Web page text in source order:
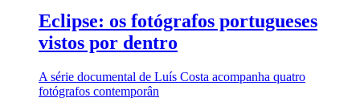
Eclipse: os fotógrafos portugueses
vistos por dentro
A série documental de Luís Costa acompanha quatro
fotógrafos contemporân